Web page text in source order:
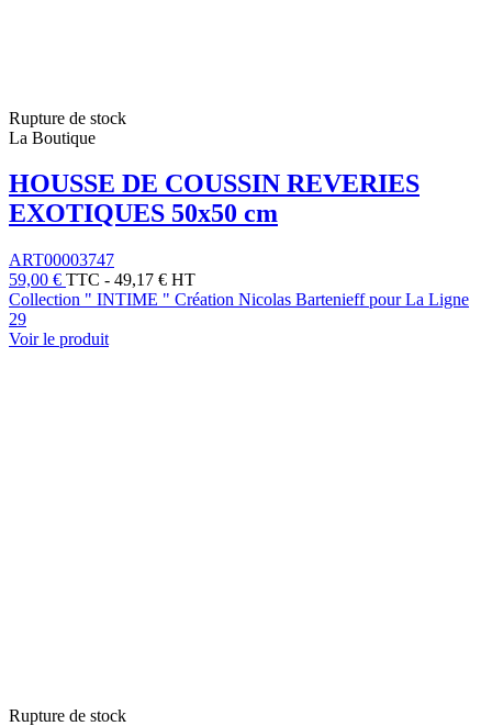
Rupture de stock
La Boutique
HOUSSE DE COUSSIN REVERIES
EXOTIQUES 50x50 cm
ART00003747
59,00 € TTC - 49,17 € HT
Collection " INTIME " Création Nicolas Bartenieff pour La Ligne
29
Voir le produit
Rupture de stock